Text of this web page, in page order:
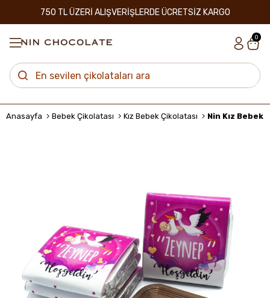
750 TL ÜZERİ ALIŞVERİŞLERDE ÜCRETSİZ KARGO
0
Anasayfa Bebek Çikolatası Kız Bebek Çikolatası